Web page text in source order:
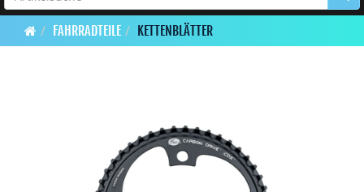
FAHRRADTEILE KETTENBLÄTTER